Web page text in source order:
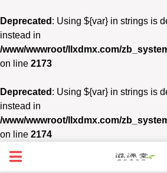
Deprecated : Using ${var} in strings is
instead in
/www/wwwroot/llxdmx.com/
on line 2173
Deprecated : Using ${var} in strings is
instead in
/www/wwwroot/llxdmx.com/
on line 2174